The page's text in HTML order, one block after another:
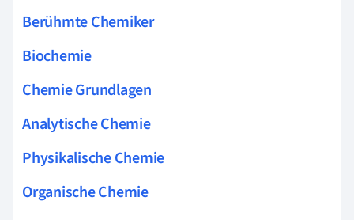
Berühmte Chemiker
Biochemie
Chemie Grundlagen
Analytische Chemie
Physikalische Chemie
Organische Chemie